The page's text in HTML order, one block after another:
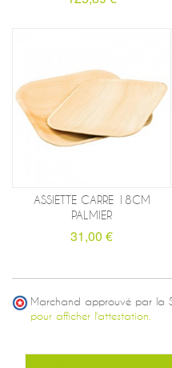
ASSIETTE CARRE 18CM
PALMIER
31,00 €
Marchand approuvé par la
pour afficher l'attestation.